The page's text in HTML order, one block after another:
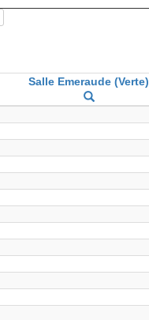
Salle Emeraude (Verte)